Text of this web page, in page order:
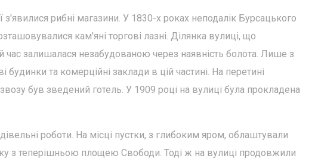
з'явилися рибні магазини. У 1830-х роках неподалік Бурсацького
кам'яні торгові лазні. Ділянка вулиці, що
час залишалася незабудованою через наявність болота. Лише з
будинки та комерційні заклади в цій частині. На перетині
був зведений готель. У 1909 році на вулиці була прокладена
роботи. На місці пустки, з глибоким яром, облаштували
з теперішньою площею Свободи. Тоді ж на вулиці продовжили